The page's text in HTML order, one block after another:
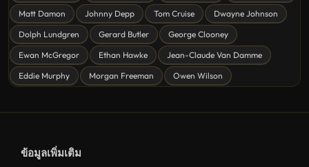
ดูหนังแฟนตาซี Fantasy
ดูหนังลึกลับ Mystery
ดูหนังอนิเมชั่น Animation
ดูหนังไซไฟ Sci-Fi
ดูหนังญี่ปุ่น Japan
Matt Damon
Johnny Depp Tom Cruise
Dwayne Johnson
Dolph Lundgren
Gerard Butler
George Clooney
Ewan McGregor
Ethan Hawke
Jean-Claude Van Damme
Eddie Murphy
Morgan Freeman Owen Wilson
ข้อมูลเพิ่มเติม